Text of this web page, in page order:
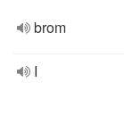
brom
I